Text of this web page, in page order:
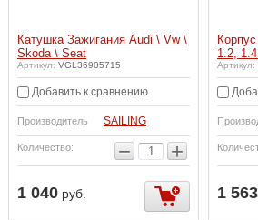
Катушка Зажигания Audi \ Vw \
Skoda \ Seat
Артикул: VGL36905715
Добавить к сравнению
Производитель SAILING
Количество: − +
1 040 руб.
1.2,
Артикул:
1 563